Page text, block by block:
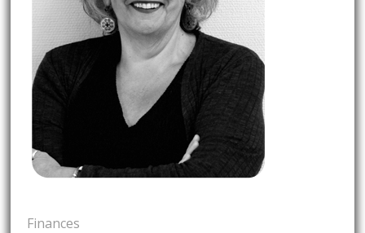
Finances